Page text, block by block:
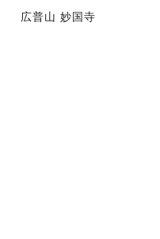
広普山 妙国寺